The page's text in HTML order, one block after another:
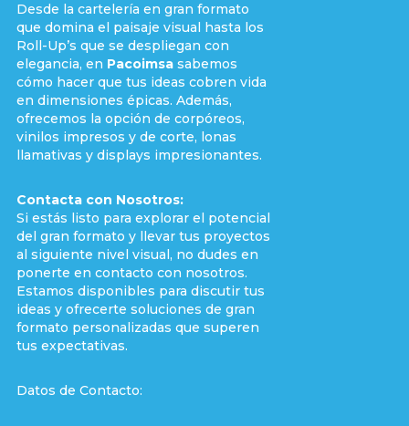
Desde la cartelería en gran formato
que domina el paisaje visual hasta los
Roll-Up’s que se despliegan con
elegancia, en Pacoimsa sabemos
cómo hacer que tus ideas cobren vida
en dimensiones épicas. Además,
ofrecemos la opción de corpóreos,
vinilos impresos y de corte, lonas
llamativas y displays impresionantes.
Contacta con Nosotros:
Si estás listo para explorar el potencial
del gran formato y llevar tus proyectos
al siguiente nivel visual, no dudes en
ponerte en contacto con nosotros.
Estamos disponibles para discutir tus
ideas y ofrecerte soluciones de gran
formato personalizadas que superen
tus expectativas.
Datos de Contacto: